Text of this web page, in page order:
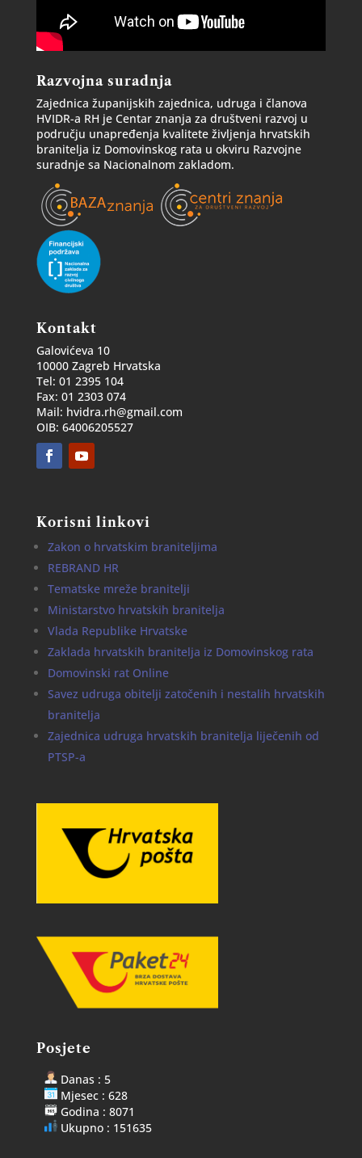
Razvojna suradnja
Zajednica županijskih zajednica, udruga i članova
HVIDR-a RH je Centar znanja za društveni razvoj u
području unapređenja kvalitete življenja hrvatskih
branitelja iz Domovinskog rata u okviru Razvojne
suradnje sa Nacionalnom zakladom.
Kontakt
Galovićeva 10
10000 Zagreb Hrvatska
Tel: 01 2395 104
Fax: 01 2303 074
Mail: hvidra.rh@gmail.com
OIB: 64006205527
Korisni linkovi
Zakon o hrvatskim braniteljima
REBRAND HR
Tematske mreže branitelji
Ministarstvo hrvatskih branitelja
Vlada Republike Hrvatske
Zaklada hrvatskih branitelja iz Domovinskog rata
Domovinski rat Online
Savez udruga obitelji zatočenih i nestalih hrvatskih
branitelja
Zajednica udruga hrvatskih branitelja liječenih od
PTSP-a
Posjete
Danas : 5
Mjesec : 628
Godina : 8071
Ukupno : 151635